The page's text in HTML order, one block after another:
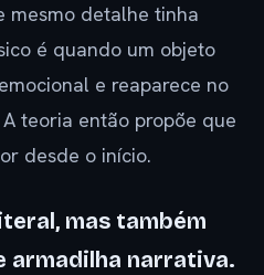
mesmo detalhe tinha
é quando um objeto
e reaparece no
teoria então propõe que
desde o início.
mas também
armadilha narrativa.